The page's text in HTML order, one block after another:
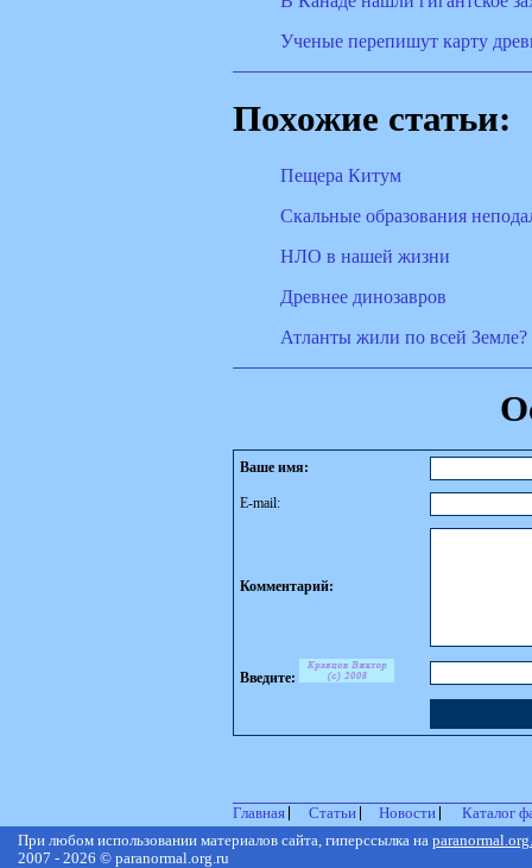
Ученые перепишут карту
Похожие статьи:
Пещера Китум
Скальные образования
НЛО в нашей жизни
Древнее динозавров
Атланты жили по всей Земле?
Ваше имя:
E-mail:
Комментарий:
Введите:
Главная Статьи Новости
Каталог
При любом использовании материалов сайта, гиперссылка на
2007 - 2026 © paranormal.org.ru